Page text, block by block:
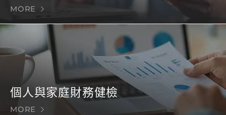
MORE
個人與家庭財務健檢
MORE